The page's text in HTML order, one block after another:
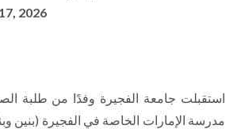
2026
استقبلت جامعة الفجيرة وفدًا من طلبة
مدرسة الإمارات الخاصة في الفجيرة (بنين